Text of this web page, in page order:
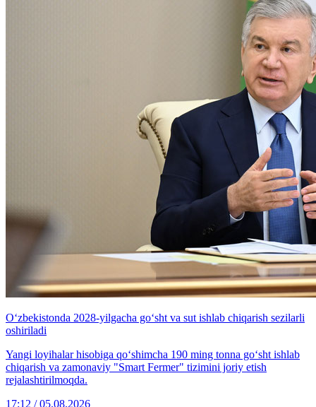
O‘zbekistonda 2028-yilgacha go‘sht va sut ishlab chiqarish sezilarli
oshiriladi
Yangi loyihalar hisobiga qo‘shimcha 190 ming tonna go‘sht ishlab
chiqarish va zamonaviy "Smart Fermer" tizimini joriy etish
rejalashtirilmoqda.
17:12 / 05.08.2026